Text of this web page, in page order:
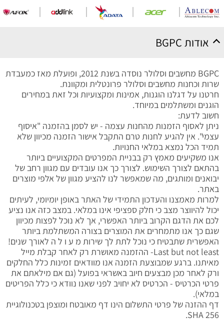
אודות BGPC
BGPC מחשבים וסלולר נוסדה בשנת 2012, ופועלת מאז כמעבדת
שרות וכחנות מחשבים וסלולר פרונטלית ומקוונת.
חרטנו על דגלנו הוגנות, אמינות ומקצועיות וכל זאת במחירים
הוגנים ומשתלמים במיוחד.
חשוב לדעת:
ניתן לאסוף הזמנות מהחנות עצמה - יש לסמן בהזמנה "איסוף
עצמי". אין להגיע לחנות טרם התקבל אישור הזמנה מכיוון שלא
תמיד הכל נמצא במלאי החנויות.
אנו משקיעים מאמץ רק בבניית המפרטים המקצועיים ביותר
בהתאם לצורך השימוש. לצורך כך אנו עובדים עם מגוון רחב של
יבואנים ומותגים, מה שמאפשר לנו להציע מגוון של אלפי מוצרים
באתר.
למרות מאמצנו והעדכון התמידי של האתר באופן יומיומי, לעיתים
יכול להיווצר מצב כי חלק ספציפי אינו במלאי. במצב כזה אנו נציע
לכם את הדגם הקרוב ביותר האפשרי, אך לא נוכל לפצות מכיוון
שגם כך אנו מתמחרים את המוצרים בצורה המשתלמת ביותר
האפשרית שתבטיח כי נוכל לתת לך שירות מ ע ו ל ה לאורך שנים!
Last but not least- ההזמנה מאושרת רק לאחר קבלת מייל
מאיתנו. ברגע שמבוצעת הזמנה אנו מוודאים זמינות כלל החלקים
ורק לאחר מכן מבצעים חיוב באשראי בפועל (גם אם מילאתם את
פרטי הכרטיס - הכרטיס לא יחויב לפני שאנו נוודא כי כלל הפריטים
במלאי).
דף ההזנה של פרטי התשלום הינו דף מאובטח ומוצפן בטכנולוגיית
SHA 256.